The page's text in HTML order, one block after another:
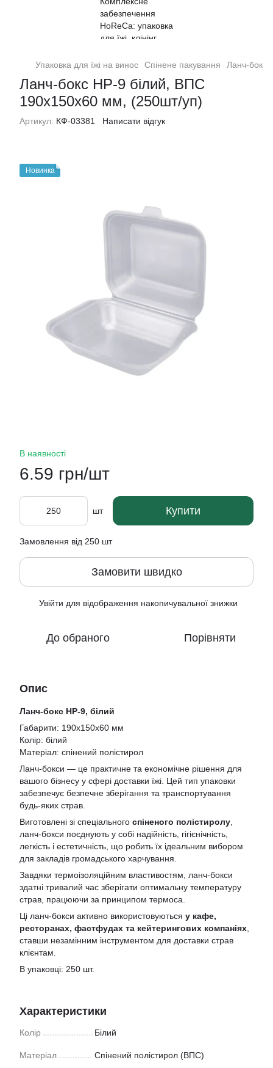
Упаковка для їжі на винос Спінене пакування Ланч-бокс
Ланч-бокс НР-9 білий, ВПС
190x150x60 мм, (250шт/уп)
Артикул: КФ-03381 Написати відгук
Новинка
В наявності
6.59 грн/шт
шт Купити
Замовлення від 250 шт
Замовити швидко
Увійти для відображення накопичувальної знижки
До обраного Порівняти
Опис
Ланч-бокс HP-9, білий
Габарити: 190x150x60 мм
Колір: білий
Матеріал: спінений полістирол
Ланч-бокси — це практичне та економічне рішення для
вашого бізнесу у сфері доставки їжі. Цей тип упаковки
забезпечує безпечне зберігання та транспортування
будь-яких страв.
Виготовлені зі спеціального спіненого полістиролу
ланч-бокси поєднують у собі надійність, гігієнічність,
легкість і естетичність, що робить їх ідеальним вибором
для закладів громадського харчування.
Завдяки термоізоляційним властивостям, ланч-бокси
здатні тривалий час зберігати оптимальну температуру
страв, працюючи за принципом термоса.
Ці ланч-бокси активно використовуються у кафе,
ресторанах, фастфудах та кейтерингових компаніях
ставши незамінним інструментом для доставки страв
клієнтам.
В упаковці: 250 шт.
Характеристики
Колір Білий
Матеріал Спінений полістирол (ВПС)